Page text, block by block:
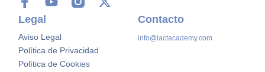
Legal
Aviso Legal
Política de Privacidad
Política de Cookies
Contacto
info@lactacademy.com